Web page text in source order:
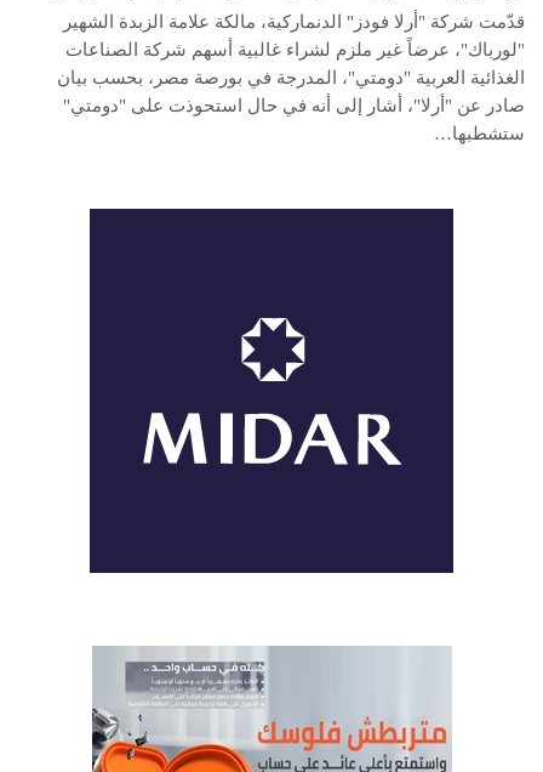
قدّمت شركة "أرلا فودز" الدنماركية، مالكة علامة الزبدة الشهير
"لورباك"، عرضاً غير ملزم لشراء غالبية أسهم شركة الصناعات
الغذائية العربية "دومتي"، المدرجة في بورصة مصر، بحسب بيان
صادر عن "أرلا"، أشار إلى أنه في حال استحوذت على "دومتي"
ستشطبها…